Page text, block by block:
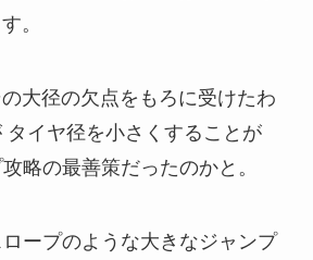
。
大径の欠点をもろに受けたわ
タイヤ径を小さくすることが
略の最善策だったのかと。
ープのような大きなジャンプ